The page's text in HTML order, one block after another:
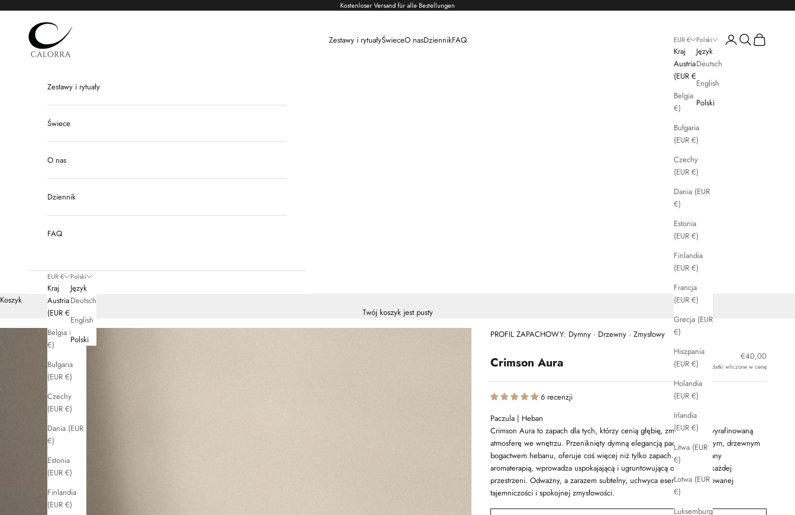
Kostenloser Versand für alle Bestellungen
Calorra
Zestawy i rytuałyŚwieceO nasDziennikFAQ EUR €
Kraj
Austria
(EUR €)
Belgia (EUR
€)
Bułgaria
(EUR €)
Czechy
(EUR €)
Dania (EUR
€)
Estonia
(EUR €)
Finlandia
(EUR €)
Francja
(EUR €)
Grecja (EUR
€)
Hiszpania
(EUR €)
Holandia
(EUR €)
Irlandia
(EUR €)
Litwa (EUR
€)
Łotwa (EUR
€)
Luksemburg
Polski
Język
Deutsch
English
Polski
Zaloguj się
SzukajKoszyk
Zestawy i rytuały
Świece
O nas
Dziennik
FAQ
EUR €
Kraj
Austria
(EUR €)
Belgia (EUR
€)
Bułgaria
(EUR €)
Czechy
(EUR €)
Dania (EUR
€)
Estonia
(EUR €)
Finlandia
(EUR €)
Polski
Język
Deutsch
English
Polski
Koszyk
Twój koszyk jest pusty
PROFIL ZAPACHOWY: Dymny · Drzewny · Zmysłowy
Crimson Aura Cena
€40,00
* Wszystkie podatki wliczone w cenę
6 recenzji
Paczula | Heban
Crimson Aura to zapach dla tych, którzy cenią głębię, zmysłowość i wyrafinowaną
atmosferę we wnętrzu. Przeniknięty dymną elegancją paczuli i ciemnym, drzewnym
bogactwem hebanu, oferuje coś więcej niż tylko zapach. Zainspirowany
aromaterapią, wprowadza uspokajającą i ugruntowującą obecność w każdej
przestrzeni. Odważny, a zarazem subtelny, uchwyca esencję wyrafinowanej
tajemniczości i spokojnej zmysłowości.